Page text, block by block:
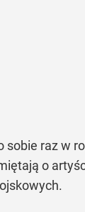
raz w
o